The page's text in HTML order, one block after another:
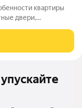
квартиры
двери,
в комфортном для